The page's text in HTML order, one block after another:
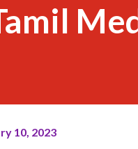
10, 2023